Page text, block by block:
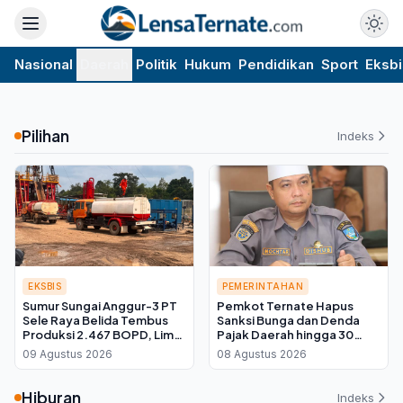
Nasional Politik Hukum Pendidikan Sport
Pilihan Indeks
EKSBIS
Sumur Sungai Anggur-3 PT
Sele Raya Belida Tembus
Produksi 2.467 BOPD, Lima
Kali Lipat dari Target
09 Agustus 2026
PEMERINTAHAN
Pemkot Ternate Hapus
Sanksi Bunga dan Denda
Pajak Daerah hingga 30
September 2026, Cukup
Bayar Pokok
08 Agustus 2026
Hiburan Indeks